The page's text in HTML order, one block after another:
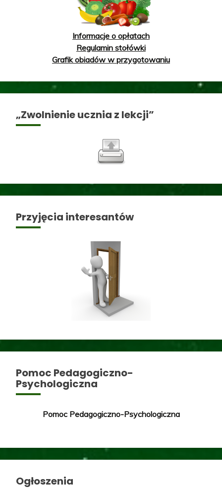
Informacje o opłatach
Regulamin stołówki
Grafik obiadów w przygotowaniu
„Zwolnienie ucznia z lekcji”
Przyjęcia interesantów
Pomoc Pedagogiczno-
Psychologiczna
Pomoc Pedagogiczno-Psychologiczna
Ogłoszenia